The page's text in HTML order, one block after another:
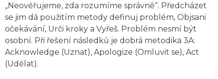
„Neověřujeme, zda rozumíme správně“. Předcházet
se jim dá použitím metody definuj problém, Objsani
očekávání, Urči kroky a Vyřeš. Problém nesmí být
osobní. Při řešení následků je dobrá metodika 3A:
Acknowledge (Uznat), Apologize (Omluvit se), Act
(Udělat).